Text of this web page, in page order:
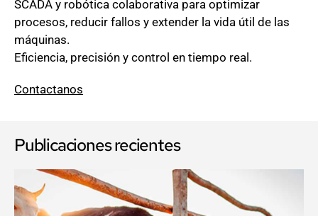
SCADA y robótica colaborativa para optimizar
procesos, reducir fallos y extender la vida útil de las
máquinas.
Eficiencia, precisión y control en tiempo real.
Contactanos
Publicaciones recientes